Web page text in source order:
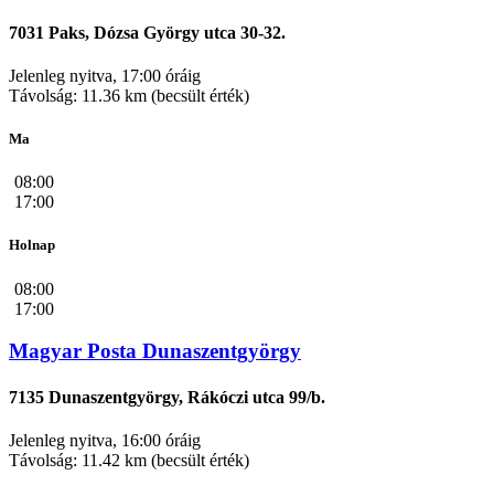
7031 Paks, Dózsa György utca 30-32.
Jelenleg nyitva, 17:00 óráig
Távolság: 11.36 km (becsült érték)
Ma
08:00
17:00
Holnap
08:00
17:00
Magyar Posta Dunaszentgyörgy
7135 Dunaszentgyörgy, Rákóczi utca 99/b.
Jelenleg nyitva, 16:00 óráig
Távolság: 11.42 km (becsült érték)